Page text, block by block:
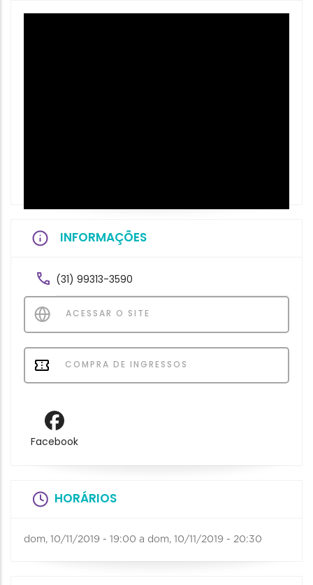
INFORMAÇÕES
(31) 99313-3590
ACESSAR O SITE
COMPRA DE INGRESSOS
Facebook
HORÁRIOS
dom, 10/11/2019 - 19:00 a dom, 10/11/2019 - 20:30